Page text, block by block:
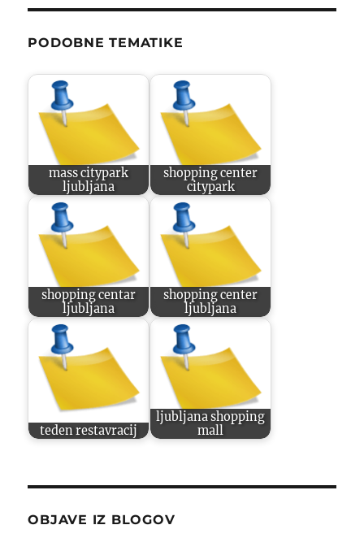
PODOBNE TEMATIKE
mass citypark
ljubljana
shopping center
citypark
shopping centar
ljubljana
shopping center
ljubljana
teden restavracij
ljubljana shopping
mall
OBJAVE IZ BLOGOV